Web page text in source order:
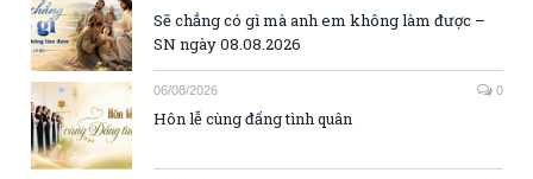
Sẽ chẳng có gì mà anh em không làm được –
SN ngày 08.08.2026
06/08/2026 0
Hôn lễ cùng đấng tình quân